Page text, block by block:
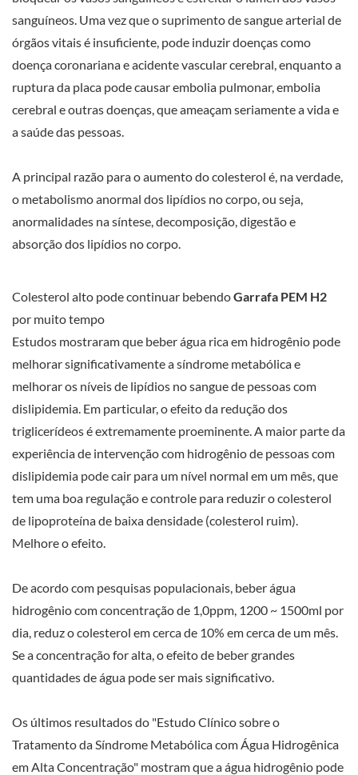
sanguíneos. Uma vez que o suprimento de sangue arterial de
órgãos vitais é insuficiente, pode induzir doenças como
doença coronariana e acidente vascular cerebral, enquanto a
ruptura da placa pode causar embolia pulmonar, embolia
cerebral e outras doenças, que ameaçam seriamente a vida e
a saúde das pessoas.
A principal razão para o aumento do colesterol é, na verdade,
o metabolismo anormal dos lipídios no corpo, ou seja,
anormalidades na síntese, decomposição, digestão e
absorção dos lipídios no corpo.
Colesterol alto pode continuar bebendoGarrafa PEM H2
por muito tempo
Estudos mostraram que beber água rica em hidrogênio pode
melhorar significativamente a síndrome metabólica e
melhorar os níveis de lipídios no sangue de pessoas com
dislipidemia. Em particular, o efeito da redução dos
triglicerídeos é extremamente proeminente. A maior parte da
experiência de intervenção com hidrogênio de pessoas com
dislipidemia pode cair para um nível normal em um mês, que
tem uma boa regulação e controle para reduzir o colesterol
de lipoproteína de baixa densidade (colesterol ruim).
Melhore o efeito.
De acordo com pesquisas populacionais, beber água
hidrogênio com concentração de 1,0ppm, 1200 ~ 1500ml por
dia, reduz o colesterol em cerca de 10% em cerca de um mês.
Se a concentração for alta, o efeito de beber grandes
quantidades de água pode ser mais significativo.
Os últimos resultados do "Estudo Clínico sobre o
Tratamento da Síndrome Metabólica com Água Hidrogênica
em Alta Concentração" mostram que a água hidrogênio pode